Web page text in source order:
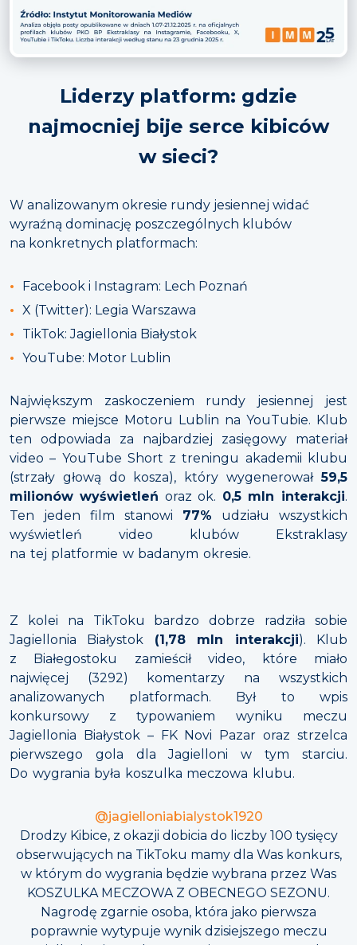
Liderzy platform: gdzie
najmocniej bije serce kibiców
w sieci?
W analizowanym okresie rundy jesiennej widać
wyraźną dominację poszczególnych klubów
na konkretnych platformach:
Facebook i Instagram: Lech Poznań
X (Twitter): Legia Warszawa
TikTok: Jagiellonia Białystok
YouTube: Motor Lublin
Największym zaskoczeniem rundy jesiennej jest
pierwsze miejsce Motoru Lublin na YouTubie. Klub
ten odpowiada za najbardziej zasięgowy materiał
video – YouTube Short z treningu akademii klubu
(strzały głową do kosza), który wygenerował59,5
milionów wyświetleń oraz ok. 0,5 mln interakcji.
Ten jeden film stanowi 77% udziału wszystkich
wyświetleń video klubów Ekstraklasy
na tej platformie w badanym okresie.
Z kolei na TikToku bardzo dobrze radziła sobie
Jagiellonia Białystok (1,78 mln interakcji). Klub
z Białegostoku zamieścił video, które miało
najwięcej (3292) komentarzy na wszystkich
analizowanych platformach. Był to wpis
konkursowy z typowaniem wyniku meczu
Jagiellonia Białystok – FK Novi Pazar oraz strzelca
pierwszego gola dla Jagielloni w tym starciu.
Do wygrania była koszulka meczowa klubu.
@jagielloniabialystok1920
Drodzy Kibice, z okazji dobicia do liczby 100 tysięcy
obserwujących na TikToku mamy dla Was konkurs,
w którym do wygrania będzie wybrana przez Was
KOSZULKA MECZOWA Z OBECNEGO SEZONU.
Nagrodę zgarnie osoba, która jako pierwsza
poprawnie wytypuje wynik dzisiejszego meczu